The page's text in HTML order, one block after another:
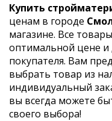
Купить
ценам в городе
магазине. Все
оптимальной цене и
покупателя. Вам
выбрать товар из
индивидуальный
вы всегда можете
своего выбора!